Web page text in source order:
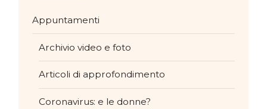
Appuntamenti
Archivio video e foto
Articoli di approfondimento
Coronavirus: e le donne?